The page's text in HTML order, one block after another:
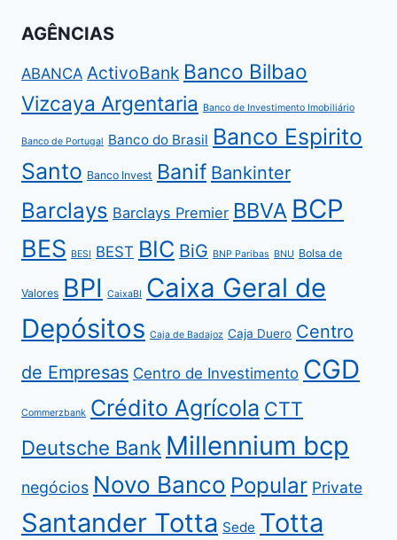
AGÊNCIAS
ABANCA ActivoBank Banco Bilbao
Vizcaya Argentaria
Banco de Investimento Imobiliário
Banco de Portugal Banco do Brasil Banco Espirito
Santo Banco Invest Banif Bankinter
Barclays Barclays Premier BBVA BCP
BES BESI BEST BIC BiG BNP Paribas BNU Bolsa de
Valores BPI CaixaBI Caixa Geral de
Depósitos Caja de Badajoz Caja Duero Centro
de Empresas Centro de Investimento CGD
Commerzbank Crédito Agrícola CTT
Deutsche Bank Millennium bcp
negócios Novo Banco Popular Private
Santander Totta Sede Totta